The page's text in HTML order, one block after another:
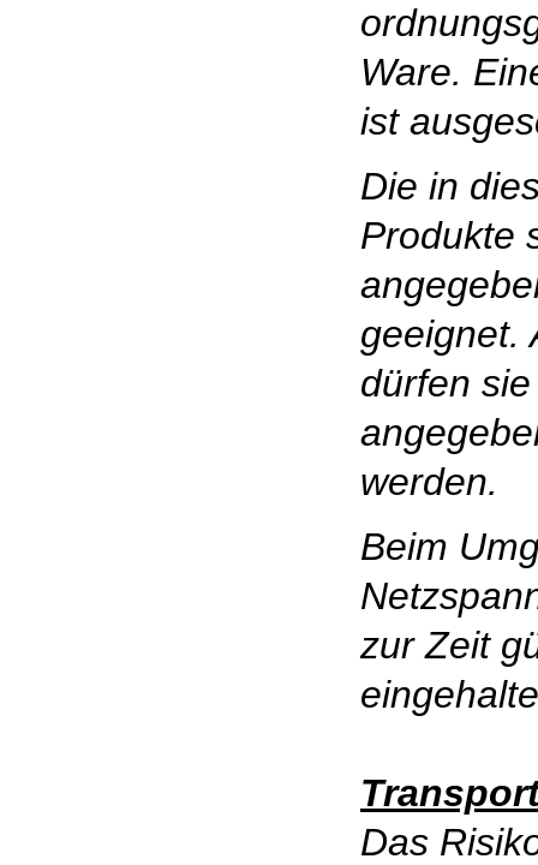
Ware.
ist
Die in
Produkte
geeignet.
dürfen
werden.
Beim
zur Zeit
Das